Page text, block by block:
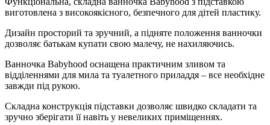
виготовлена ​​з високоякісного, безпечного для дітей пластику.
Дизайн просторий та зручний, а підняте положення ванночки
дозволяє батькам купати свою малечу, не нахиляючись.
Ванночка Babyhood оснащена практичним зливом та
відділеннями для мила та туалетного приладдя – все необхідне
завжди під рукою.
Складна конструкція підставки дозволяє швидко складати та
зручно зберігати її навіть у невеликих приміщеннях.